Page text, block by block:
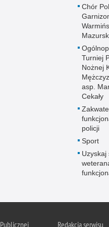
Chór
Turniej
Nożnej
asp.
Cekały
policji
Sport
Uzyskaj
Redakcja serwisu